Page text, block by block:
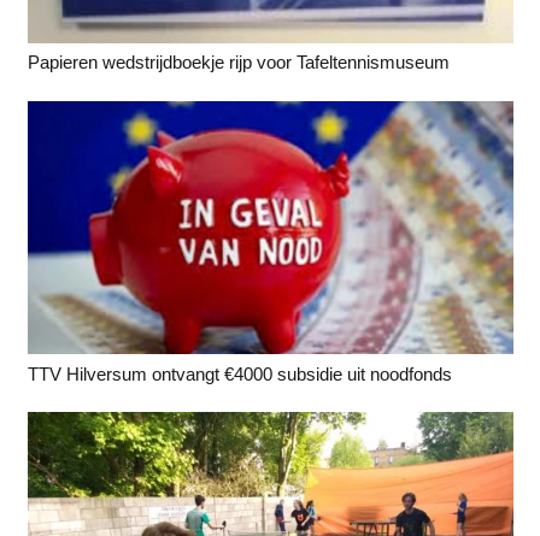
Papieren wedstrijdboekje rijp voor Tafeltennismuseum
TTV Hilversum ontvangt €4000 subsidie uit noodfonds